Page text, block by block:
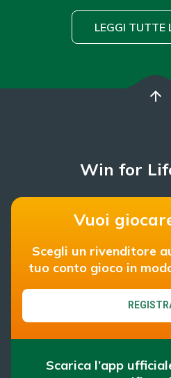
LEGGI TUTTE
arrow_upward
Win for
Vuoi
Scegli un rivenditore
tuo conto gioco in
Scarica l’app